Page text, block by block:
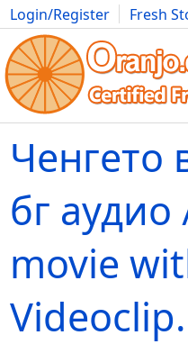
Login/Register Fresh
Movies Anime Music
Ченгето
бг
movie